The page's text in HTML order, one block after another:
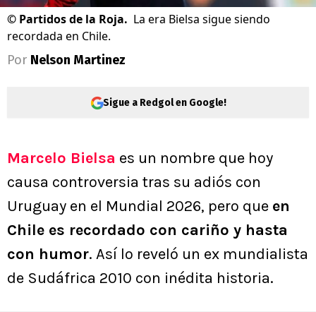
© Partidos de la Roja. La era Bielsa sigue siendo
recordada en Chile.
Por Nelson Martinez
Sigue a Redgol en Google!
Marcelo Bielsa es un nombre que hoy
causa controversia tras su adiós con
Uruguay en el Mundial 2026, pero que en
Chile es recordado con cariño y hasta
con humor. Así lo reveló un ex mundialista
de Sudáfrica 2010 con inédita historia.